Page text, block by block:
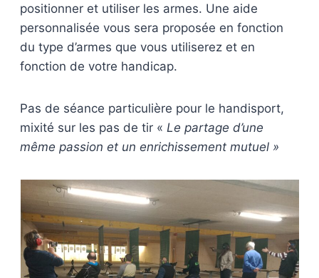
positionner et utiliser les armes. Une aide
personnalisée vous sera proposée en fonction
du type d’armes que vous utiliserez et en
fonction de votre handicap.
Pas de séance particulière pour le handisport,
mixité sur les pas de tir « Le partage d’une
même passion et un enrichissement mutuel »